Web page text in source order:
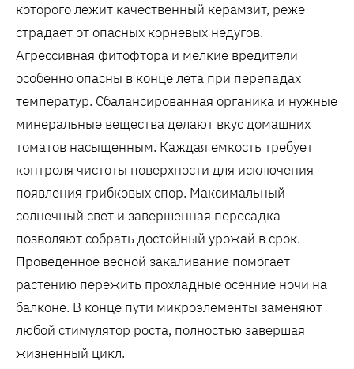
которого лежит качественный керамзит‚ реже
страдает от опасных корневых недугов.
Агрессивная фитофтора и мелкие вредители
особенно опасны в конце лета при перепадах
температур. Сбалансированная органика и нужные
минеральные вещества делают вкус домашних
томатов насыщенным. Каждая емкость требует
контроля чистоты поверхности для исключения
появления грибковых спор. Максимальный
солнечный свет и завершенная пересадка
позволяют собрать достойный урожай в срок.
Проведенное весной закаливание помогает
растению пережить прохладные осенние ночи на
балконе. В конце пути микроэлементы заменяют
любой стимулятор роста‚ полностью завершая
жизненный цикл.